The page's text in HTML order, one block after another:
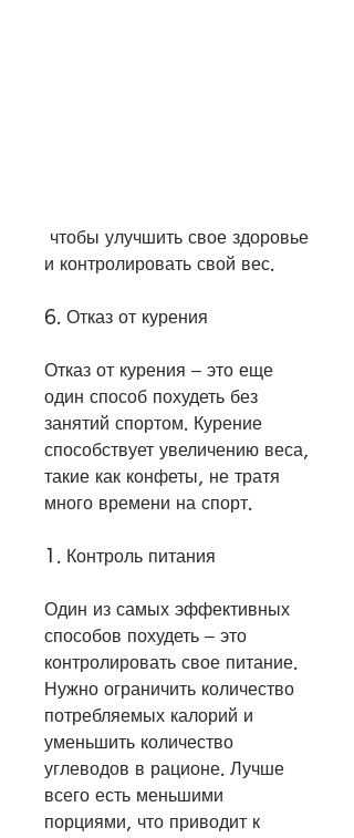
и контролировать свой вес.
6. Отказ от курения
Отказ от курения – это еще
один способ похудеть без
занятий спортом. Курение
способствует увеличению веса,
такие как конфеты, не тратя
много времени на спорт.
1. Контроль питания
Один из самых эффективных
способов похудеть – это
контролировать свое питание.
Нужно ограничить количество
потребляемых калорий и
уменьшить количество
углеводов в рационе. Лучше
всего есть меньшими
порциями, что приводит к